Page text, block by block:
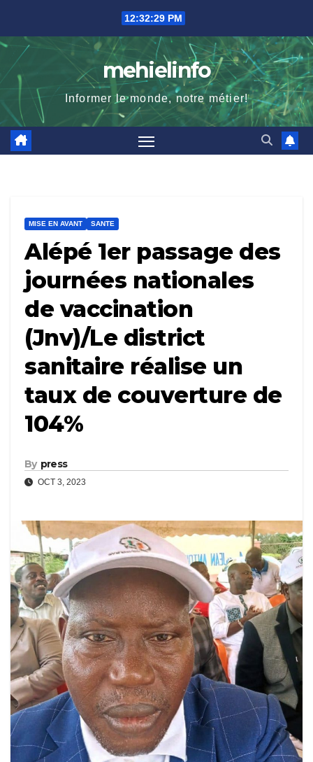
content
12:32:30 PM
mehielinfo
Informer le monde, notre métier!
MISE EN AVANT SANTE
Alépé 1er passage des
journées nationales
de vaccination
(Jnv)/Le district
sanitaire réalise un
taux de couverture de
104%
By press
OCT 3, 2023